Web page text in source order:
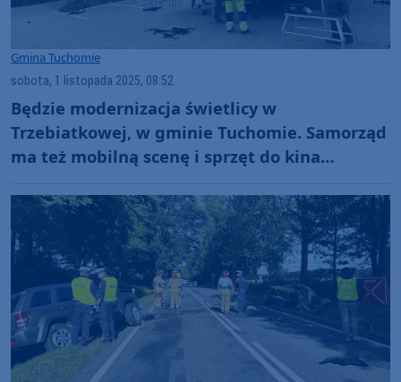
Gmina Tuchomie
sobota, 1 listopada 2025, 08:52
Będzie modernizacja świetlicy w
Trzebiatkowej, w gminie Tuchomie. Samorząd
ma też mobilną scenę i sprzęt do kina